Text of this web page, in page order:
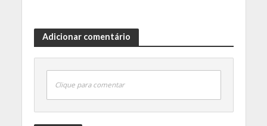
Adicionar comentário
Clique para comentar